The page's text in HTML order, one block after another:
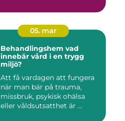
05. mar
Behandlingshem vad
innebär vård i en trygg
miljö?
Att få vardagen att fungera
när man bär på trauma,
missbruk, psykisk ohälsa
eller våldsutsatthet är ...